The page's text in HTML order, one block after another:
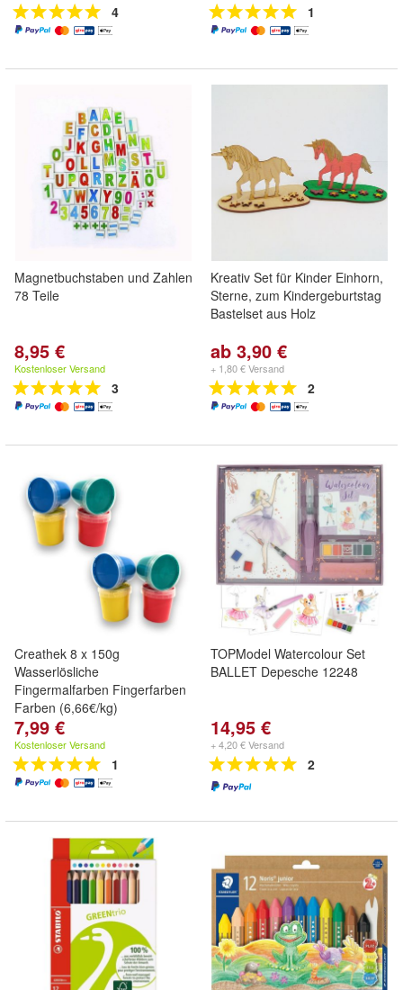
4 1
Magnetbuchstaben und Zahlen
78 Teile
8,95 €
Kostenloser Versand
3
Kreativ Set für Kinder Einhorn,
Sterne, zum Kindergeburtstag
Bastelset aus Holz
ab 3,90 €
+ 1,80 € Versand
2
Creathek 8 x 150g
Wasserlösliche
Fingermalfarben Fingerfarben
Farben (6,66€/kg)
7,99 €
Kostenloser Versand
1
TOPModel Watercolour Set
BALLET Depesche 12248
14,95 €
+ 4,20 € Versand
2